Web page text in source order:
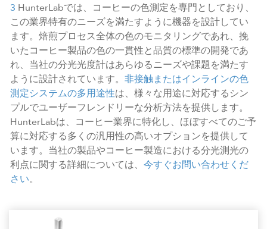
3 HunterLabでは、コーヒーの色測定を専門としており、
この業界特有のニーズを満たすように機器を設計してい
ます。焙煎プロセス全体の色のモニタリングであれ、挽
いたコーヒー製品の色の一貫性と品質の標準の開発であ
れ、当社の分光光度計はあらゆるニーズや課題を満たす
ように設計されています。 非接触またはインラインの色
測定システムの多用途性は、様々な用途に対応するシン
プルでユーザーフレンドリーな分析方法を提供します。
HunterLabは、コーヒー業界に特化し、ほぼすべてのご予
算に対応する多くの汎用性の高いオプションを提供して
います。当社の製品やコーヒー製造における分光測光の
利点に関する詳細については、 今すぐお問い合わせくだ
さい。